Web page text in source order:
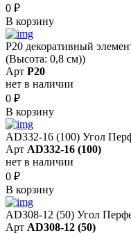
0 ₽
В корзину
P20 декоративный
(Высота: 0,8 cм))
Арт P20
нет в наличии
0 ₽
В корзину
AD332-16 (100) Угол
Арт AD332-16 (100)
нет в наличии
0 ₽
В корзину
AD308-12 (50) Угол
Арт AD308-12 (50)